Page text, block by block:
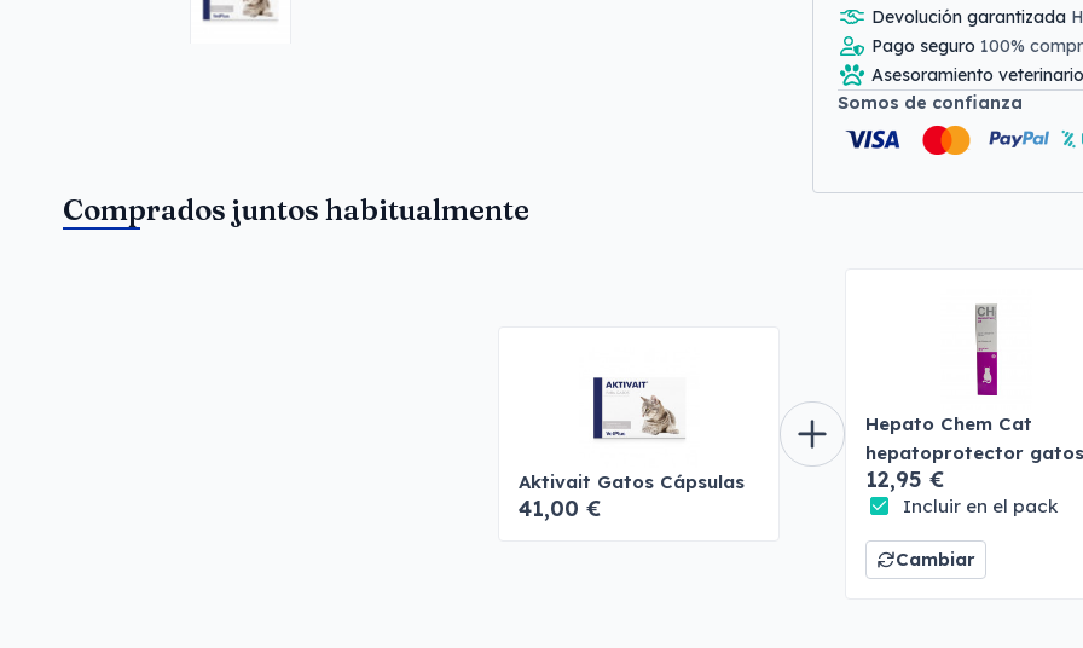
Devolución garantizada
Pago seguro 100%
Asesoramiento
Somos de confianza
Comprados juntos habitualmente
Aktivait Gatos Cápsulas
41,00 €
Hepato Chem Cat
hepatoprotector gatos
12,95 €
Incluir en el pack
Cambiar